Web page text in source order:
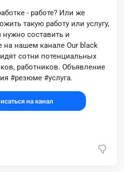
- работе? Или же
такую работу или услугу,
нужно составить и
на нашем канале Our black
сотни потенциальных
работников. Объявление
#резюме #услуга.
на канал